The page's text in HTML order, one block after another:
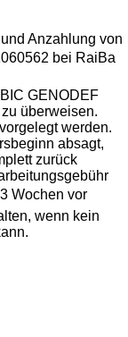
Anzahlung von
bei RaiBa
GENODEF
überweisen.
werden.
absagt,
zurück
Wochen vor
wenn kein